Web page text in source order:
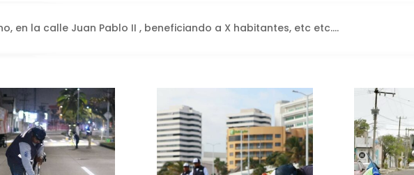
en la calle Juan Pablo II , beneficiando a X habitantes, etc etc….